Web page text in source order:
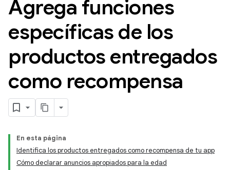
Agrega funciones
específicas de los
productos entregados
como recompensa
En esta página
Identifica los productos entregados como recompensa de tu app
Cómo declarar anuncios apropiados para la edad